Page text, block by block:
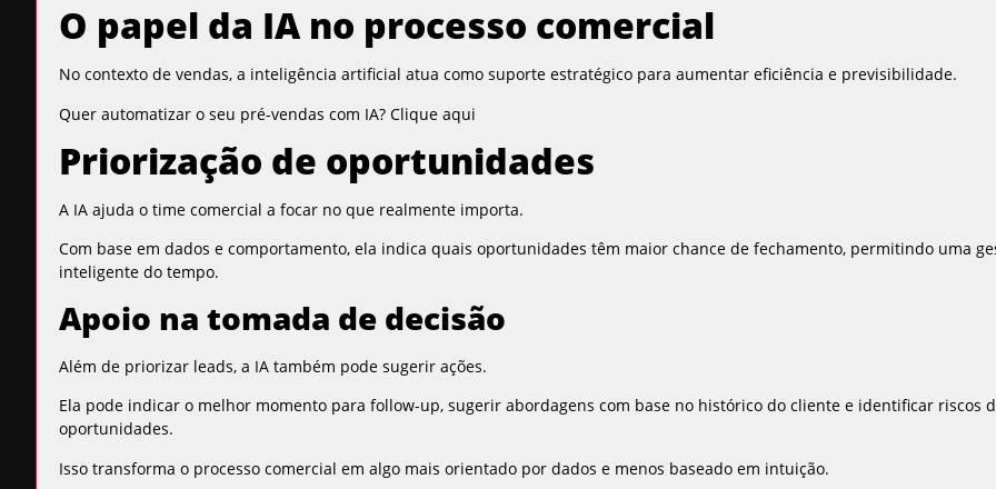
O papel da IA no processo comercial
No contexto de vendas, a inteligência artificial atua como suporte estratégico para aumentar eficiência e previsibilidade.
Quer automatizar o seu pré-vendas com IA? Clique aqui
Priorização de oportunidades
A IA ajuda o time comercial a focar no que realmente importa.
Com base em dados e comportamento, ela indica quais oportunidades têm maior chance de fechamento, permitindo uma
inteligente do tempo.
Apoio na tomada de decisão
Além de priorizar leads, a IA também pode sugerir ações.
Ela pode indicar o melhor momento para follow-up, sugerir abordagens com base no histórico do cliente e identificar riscos
oportunidades.
Isso transforma o processo comercial em algo mais orientado por dados e menos baseado em intuição.